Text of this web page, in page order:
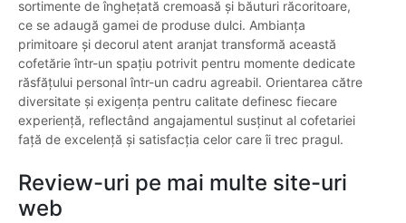
sortimente de înghețată cremoasă și băuturi răcoritoare,
ce se adaugă gamei de produse dulci. Ambianța
primitoare și decorul atent aranjat transformă această
cofetărie într-un spațiu potrivit pentru momente dedicate
răsfățului personal într-un cadru agreabil. Orientarea către
diversitate și exigența pentru calitate definesc fiecare
experiență, reflectând angajamentul susținut al cofetariei
față de excelență și satisfacția celor care îi trec pragul.
Review-uri pe mai multe site-uri
web